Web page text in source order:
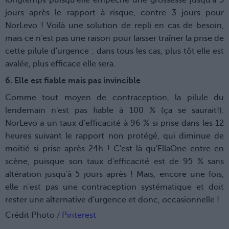
jours après le rapport à risque, contre 3 jours pour
NorLevo ! Voilà une solution de repli en cas de besoin,
mais ce n'est pas une raison pour laisser traîner la prise de
cette pilule d'urgence : dans tous les cas, plus tôt elle est
avalée, plus efficace elle sera.
6. Elle est fiable mais pas invincible
Comme tout moyen de contraception, la pilule du
lendemain n'est pas fiable à 100 % (ça se saurait!).
NorLevo a un taux d'efficacité à 96 % si prise dans les 12
heures suivant le rapport non protégé, qui diminue de
moitié si prise après 24h ! C'est là qu'EllaOne entre en
scène, puisque son taux d'efficacité est de 95 % sans
altération jusqu'à 5 jours après ! Mais, encore une fois,
elle n'est pas une contraception systématique et doit
rester une alternative d'urgence et donc, occasionnelle !
Crédit Photo / Pinterest